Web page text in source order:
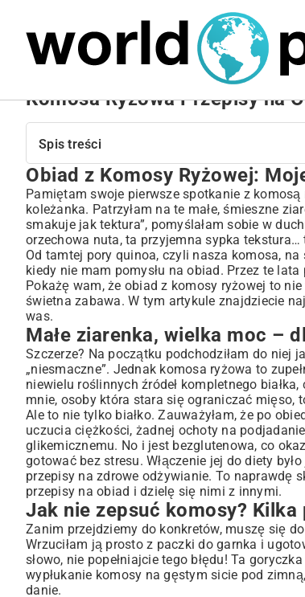
NIERUCHOMOŚCI
Komosa Ryżowa Przepisy na
Spis treści
Obiad z Komosy Ryżowej: Moje Sprawdzone
Małe ziarenka, wielka moc – dlaczego
Jak nie zepsuć komosy? Kilka prostych rad od
Gdy czas goni – obiad z komosy w mniej niż
Dla mięsożerców: komosa w duecie z
Roślinna uczta: wegetariańskie i wegańskie
Komosa dla całej rodziny, nawet dla
Moje małe triki, które odmienią Twoje dania
Podsumowanie, czyli komosa na zawsze w
Obiad z Komosy Ryżowej:
Pamiętam swoje pierwsze spotkanie z
koleżanka. Patrzyłam na te małe, śmieszne
smakuje jak tektura”, pomyślałam sobie w
orzechowa nuta, ta przyjemna sypka tekstura…
Od tamtej pory quinoa, czyli nasza komosa, na
kiedy nie mam pomysłu na obiad. Przez te
Pokażę wam, że obiad z komosy ryżowej to
świetna zabawa. W tym artykule znajdziecie
was.
Małe ziarenka, wielka moc –
Szczerze? Na początku podchodziłam do niej
„niesmaczne”. Jednak komosa ryżowa to
niewielu roślinnych źródeł kompletnego
mnie, osoby która stara się ograniczać mięso,
Ale to nie tylko białko. Zauważyłam, że po
uczucia ciężkości, żadnej ochoty na
glikemicznemu. No i jest bezglutenowa, co
gotować bez stresu. Włączenie jej do diety
przepisy na zdrowe odżywianie. To naprawdę
przepisy na obiad i dzielę się nimi z innymi.
Jak nie zepsuć komosy?
Zanim przejdziemy do konkretów, muszę się
Wrzuciłam ją prosto z paczki do garnka i
słowo, nie popełniajcie tego błędu! Ta
wypłukanie komosy na gęstym sicie pod
danie.